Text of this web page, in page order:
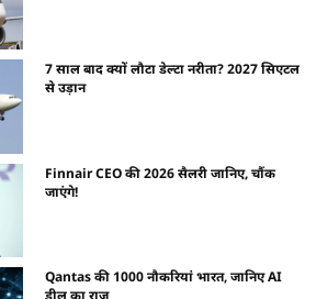
7 साल बाद क्यों लौटा डेल्टा नरीता? 2027 सिएटल
से उड़ान
Finnair CEO की 2026 सैलरी जानिए, चौंक
जाएंगे!
Qantas की 1000 नौकरियां भारत, जानिए AI